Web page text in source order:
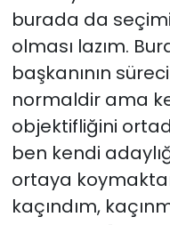
burada da
olması lazım.
başkanının
normaldir ama
objektifliğini
ben kendi
ortaya
kaçındım,